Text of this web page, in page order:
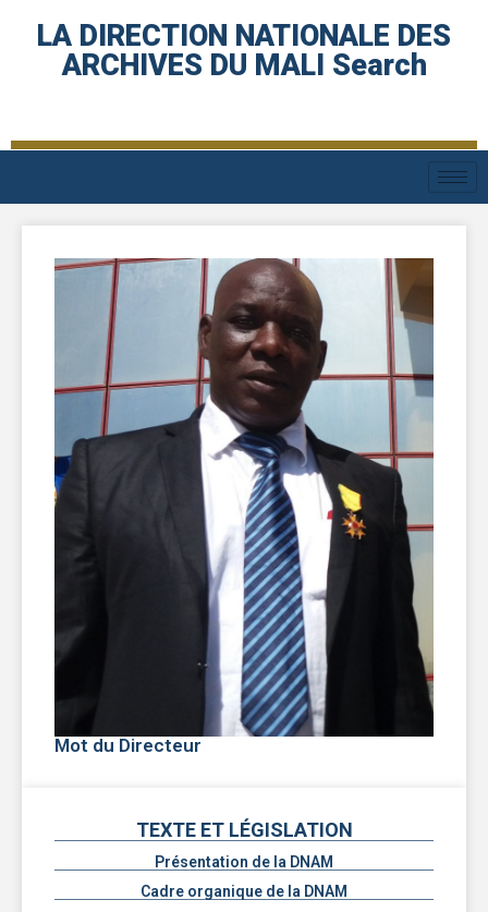
LA DIRECTION NATIONALE DES
ARCHIVES DU MALI Search
Mot du Directeur
TEXTE ET LÉGISLATION
Présentation de la DNAM
Cadre organique de la DNAM